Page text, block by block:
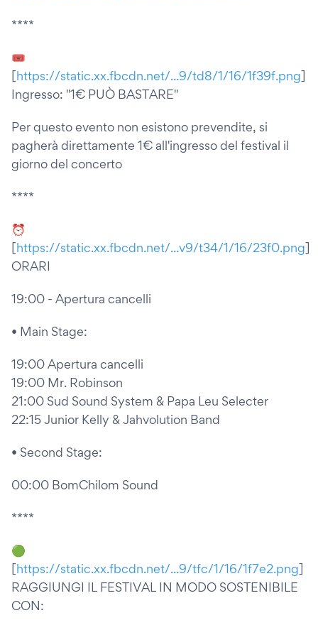
****
🎟
[https://static.xx.fbcdn.net/...9/td8/1/16/1f39f.png]
Ingresso: "1€ PUÒ BASTARE"
Per questo evento non esistono prevendite, si
pagherà direttamente 1€ all'ingresso del festival il
giorno del concerto
****
⏰
[https://static.xx.fbcdn.net/...v9/t34/1/16/23f0.png]
ORARI
19:00 - Apertura cancelli
• Main Stage:
19:00 Apertura cancelli
19:00 Mr. Robinson
21:00 Sud Sound System & Papa Leu Selecter
22:15 Junior Kelly & Jahvolution Band
• Second Stage:
00:00 BomChilom Sound
****
🟢
[https://static.xx.fbcdn.net/...9/tfc/1/16/1f7e2.png]
RAGGIUNGI IL FESTIVAL IN MODO SOSTENIBILE
CON: